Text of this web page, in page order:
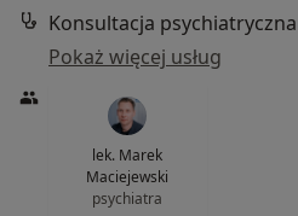
Pokaż więcej usług
lek. Marek
Maciejewski
psychiatra